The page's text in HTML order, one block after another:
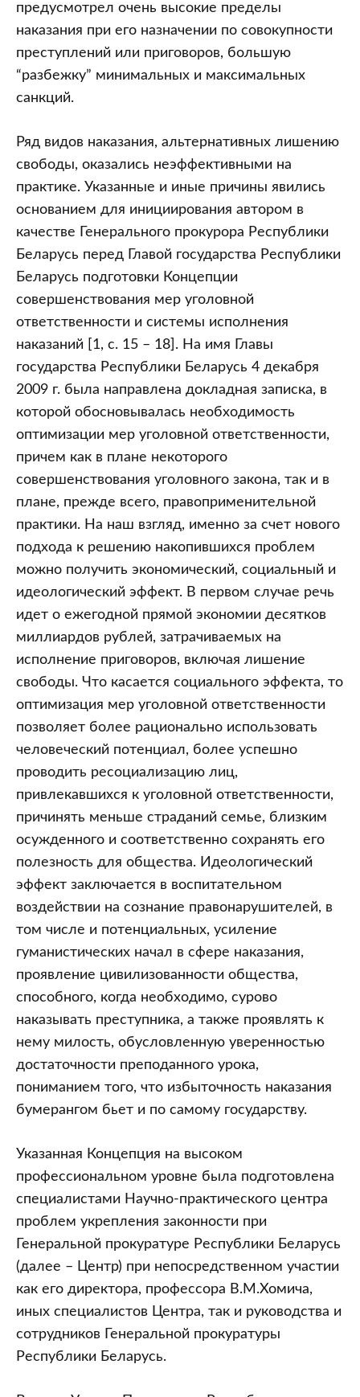
предусмотрел очень высокие пределы
наказания при его назначении по совокупности
преступлений или приговоров, большую
“разбежку” минимальных и максимальных
санкций.
Ряд видов наказания, альтернативных лишению
свободы, оказались неэффективными на
практике. Указанные и иные причины явились
основанием для инициирования автором в
качестве Генерального прокурора Республики
Беларусь перед Главой государства Республики
Беларусь подготовки Концепции
совершенствования мер уголовной
ответственности и системы исполнения
наказаний [1, с. 15 – 18]. На имя Главы
государства Республики Беларусь 4 декабря
2009 г. была направлена докладная записка, в
которой обосновывалась необходимость
оптимизации мер уголовной ответственности,
причем как в плане некоторого
совершенствования уголовного закона, так и в
плане, прежде всего, правоприменительной
практики. На наш взгляд, именно за счет нового
подхода к решению накопившихся проблем
можно получить экономический, социальный и
идеологический эффект. В первом случае речь
идет о ежегодной прямой экономии десятков
миллиардов рублей, затрачиваемых на
исполнение приговоров, включая лишение
свободы. Что касается социального эффекта, то
оптимизация мер уголовной ответственности
позволяет более рационально использовать
человеческий потенциал, более успешно
проводить ресоциализацию лиц,
привлекавшихся к уголовной ответственности,
причинять меньше страданий семье, близким
осужденного и соответственно сохранять его
полезность для общества. Идеологический
эффект заключается в воспитательном
воздействии на сознание правонарушителей, в
том числе и потенциальных, усиление
гуманистических начал в сфере наказания,
проявление цивилизованности общества,
способного, когда необходимо, сурово
наказывать преступника, а также проявлять к
нему милость, обусловленную уверенностью
достаточности преподанного урока,
пониманием того, что избыточность наказания
бумерангом бьет и по самому государству.
Указанная Концепция на высоком
профессиональном уровне была подготовлена
специалистами Научно-практического центра
проблем укрепления законности при
Генеральной прокуратуре Республики Беларусь
(далее – Центр) при непосредственном участии
как его директора, профессора В.М.Хомича,
иных специалистов Центра, так и руководства и
сотрудников Генеральной прокуратуры
Республики Беларусь.